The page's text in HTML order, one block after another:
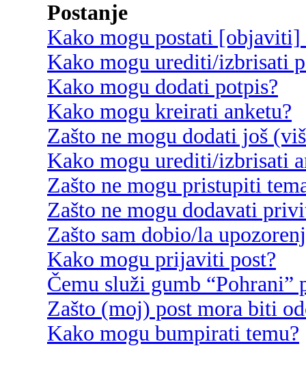
Postanje
Kako mogu postati [objaviti]
Kako mogu urediti/izbrisati
Kako mogu dodati potpis?
Kako mogu kreirati anketu?
Zašto ne mogu dodati još
Kako mogu urediti/izbrisati
Zašto ne mogu pristupiti
Zašto ne mogu dodavati
Zašto sam dobio/la
Kako mogu prijaviti post?
Čemu služi gumb
Zašto (moj) post mora biti
Kako mogu bumpirati temu?